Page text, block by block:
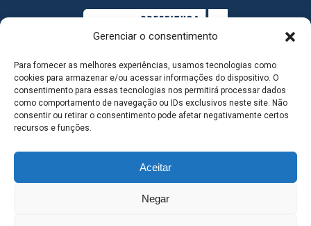
Gerenciar o consentimento
Para fornecer as melhores experiências, usamos tecnologias como
cookies para armazenar e/ou acessar informações do dispositivo. O
consentimento para essas tecnologias nos permitirá processar dados
como comportamento de navegação ou IDs exclusivos neste site. Não
consentir ou retirar o consentimento pode afetar negativamente certos
recursos e funções.
Aceitar
Negar
MAPA DO SITE
SEDE DO ADMINISTRATIVO MUNICIPAL - Avenida